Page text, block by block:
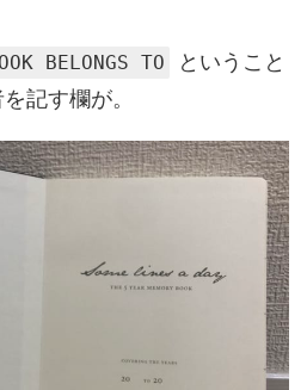
BELONGS TO
ということ
記す欄が。